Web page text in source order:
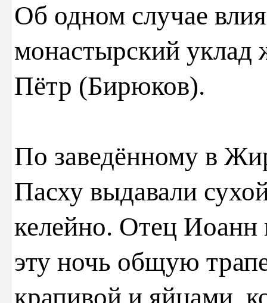
Об одном случае
монастырский уклад
Пётр (Бирюков).
По заведённому в
Пасху выдавали
келейно. Отец Иоанн
эту ночь общую
крапивой и яйцами,